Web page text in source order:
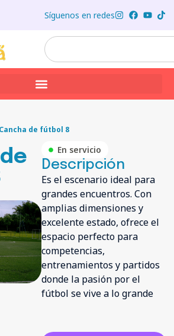
Síguenos en redes
Cancha de fútbol 8
En servicio
Descripción
Es el escenario ideal para
grandes encuentros. Con
amplias dimensiones y
excelente estado, ofrece el
espacio perfecto para
competencias,
entrenamientos y partidos
donde la pasión por el
fútbol se vive a lo grande